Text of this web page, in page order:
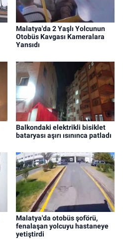
Malatya'da 2 Yaşlı Yolcunun
Otobüs Kavgası Kameralara
Yansıdı
Balkondaki elektrikli bisiklet
bataryası aşırı ısınınca patladı
Malatya'da otobüs şoförü,
fenalaşan yolcuyu hastaneye
yetiştirdi